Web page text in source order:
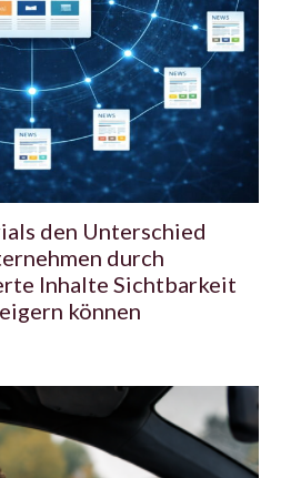
den Unterschied
durch
Inhalte Sichtbarkeit
können